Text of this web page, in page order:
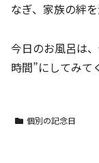
なぎ、家族の絆
今日のお風呂は
時間”にしてみて
個別の記念日